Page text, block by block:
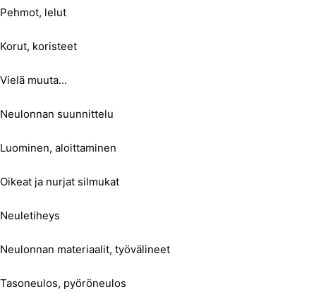
Pehmot, lelut
Korut, koristeet
Vielä muuta...
Neulonnan suunnittelu
Luominen, aloittaminen
Oikeat ja nurjat silmukat
Neuletiheys
Neulonnan materiaalit, työvälineet
Tasoneulos, pyöröneulos